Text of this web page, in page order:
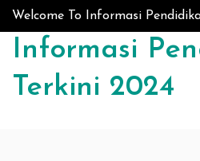
Skip to content
Welcome To Informasi
Informasi
Terkini 2024